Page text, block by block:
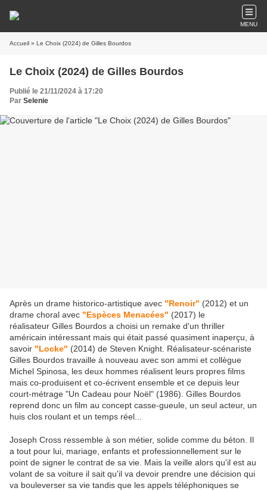
MENU
Accueil » Le Choix (2024) de Gilles Bourdos
Le Choix (2024) de Gilles Bourdos
Publié le 21/11/2024 à 17:20
Par Selenie
Après un drame historico-artistique avec "Renoir" (2012) et un
drame choral avec "Espèces Menacées" (2017) le
réalisateur Gilles Bourdos a choisi un remake d'un thriller
américain intéressant mais qui était passé quasiment inaperçu, à
savoir "Locke" (2014) de Steven Knight. Réalisateur-scénariste
Gilles Bourdos travaille à nouveau avec son ammi et collègue
Michel Spinosa, les deux hommes réalisent leurs propres films
mais co-produisent et co-écrivent ensemble et ce depuis leur
court-métrage "Un Cadeau pour Noël" (1986). Gilles Bourdos
reprend donc un film au concept casse-gueule, un seul acteur, un
huis clos roulant et un temps réel...
Joseph Cross ressemble à son métier, solide comme du béton. Il
a tout pour lui, mariage, enfants et professionnellement sur le
point de signer le contrat de sa vie. Mais la veille alors qu'il est au
volant de sa voiture il sait qu'il va devoir prendre une décision qui
va bouleverser sa vie tandis que les appels téléphoniques se